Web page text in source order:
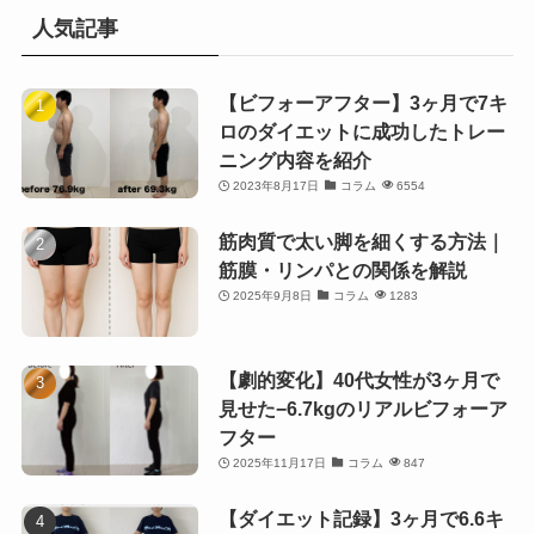
人気記事
【ビフォーアフター】3ヶ月で7キ
ロのダイエットに成功したトレー
ニング内容を紹介
2023年8月17日 コラム 6554
筋肉質で太い脚を細くする方法｜
筋膜・リンパとの関係を解説
2025年9月8日 コラム 1283
【劇的変化】40代女性が3ヶ月で
見せた−6.7kgのリアルビフォーア
フター
2025年11月17日 コラム 847
【ダイエット記録】3ヶ月で6.6キ